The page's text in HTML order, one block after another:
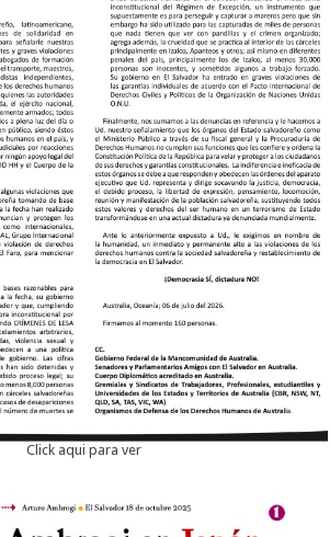
Click aqui para ver